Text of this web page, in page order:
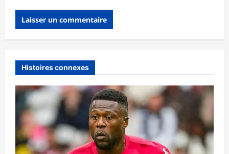
Histoires connexes